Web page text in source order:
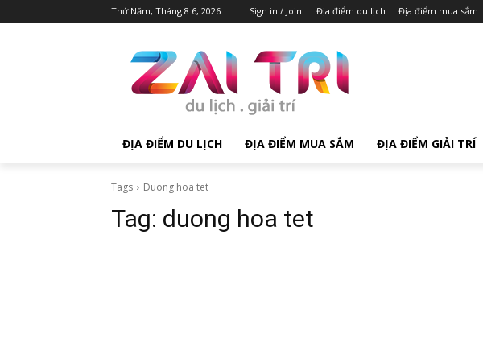
Thứ Năm, Tháng 8 6, 2026 Sign in / Join Địa điểm du lịch Địa điểm mua sắm
ĐỊA ĐIỂM DU LỊCH ĐỊA ĐIỂM MUA SẮM ĐỊA ĐIỂM GIẢI TRÍ
Tags Duong hoa tet
Tag: duong hoa tet